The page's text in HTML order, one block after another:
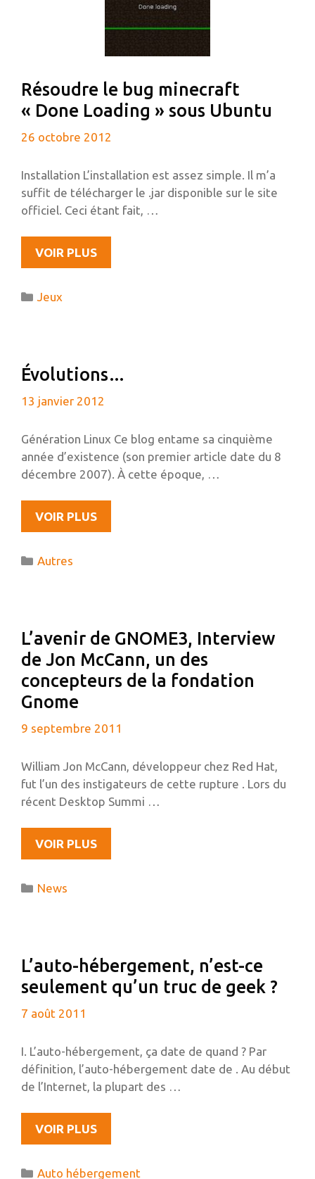
Résoudre le bug minecraft
« Done Loading » sous Ubuntu
26 octobre 2012
Installation L’installation est assez simple. Il m’a
suffit de télécharger le .jar disponible sur le site
officiel. Ceci étant fait, …
VOIR PLUSRÉSOUDRE
LE
UBUNTU
Catégories
Jeux
Évolutions…
13 janvier 2012
Génération Linux Ce blog entame sa cinquième
année d’existence (son premier article date du 8
décembre 2007). À cette époque, …
VOIR PLUSÉVOLUTIONS…
Catégories
Autres
L’avenir de GNOME3, Interview
de Jon McCann, un des
concepteurs de la fondation
Gnome
9 septembre 2011
William Jon McCann, développeur chez Red Hat,
fut l’un des instigateurs de cette rupture . Lors du
récent Desktop Summi …
VOIR PLUSL’AVENIR
DE
UN
DES
FONDATION
GNOME
Catégories
News
L’auto-hébergement, n’est-ce
seulement qu’un truc de geek ?
7 août 2011
I. L’auto-hébergement, ça date de quand ? Par
définition, l’auto-hébergement date de . Au début
de l’Internet, la plupart des …
VOIR PLUSL’AUTO-
HÉBERGEMENT,
Catégories
Auto hébergement